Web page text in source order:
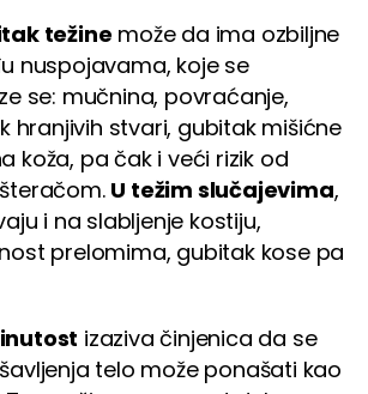
težine može da ima ozbiljne
nuspojavama, koje se
se: mučnina, povraćanje,
hranjivih stvari, gubitak mišićne
koža, pa čak i veći rizik od
U težim slučajevima,
i na slabljenje kostiju,
prelomima, gubitak kose pa
izaziva činjenica da se
telo može ponašati kao